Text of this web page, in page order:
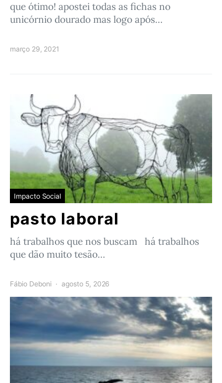
que ótimo! apostei todas as fichas no
unicórnio dourado mas logo após…
março 29, 2021
Impacto Social
pasto laboral
há trabalhos que nos buscam há trabalhos
que dão muito tesão…
Fábio Deboni agosto 5, 2026